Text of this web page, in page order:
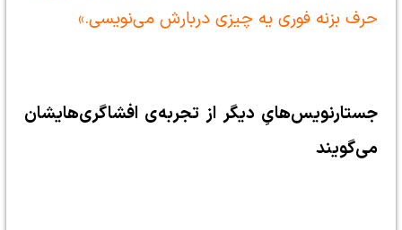
حرف بزنه فوری یه چیزی دربارش می‌نویسی.»
جستارنویس‌هایِ دیگر از تجربه‌ی افشاگری‌هایشان
می‌گویند